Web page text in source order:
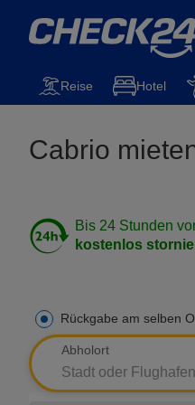
Mietwagen Reise
Reise Hotel
Cabrio
Bis 24 Stunden
kostenlos
Rückgabe am selben
Abholort